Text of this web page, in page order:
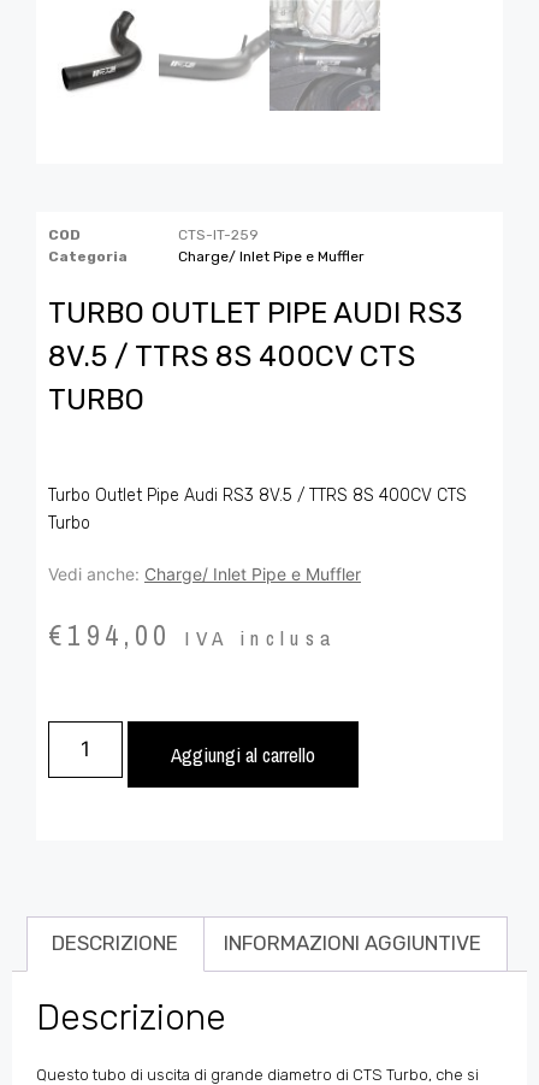
COD
CTS-IT-259
Categoria
Charge/ Inlet Pipe e Muffler
TURBO OUTLET PIPE AUDI RS3
8V.5 / TTRS 8S 400CV CTS
TURBO
Turbo Outlet Pipe Audi RS3 8V.5 / TTRS 8S 400CV CTS
Turbo
Vedi anche: Charge/ Inlet Pipe e Muffler
€194,00 IVA inclusa
Aggiungi al carrello
DESCRIZIONE INFORMAZIONI AGGIUNTIVE
Descrizione
Questo tubo di uscita di grande diametro di CTS Turbo, che si